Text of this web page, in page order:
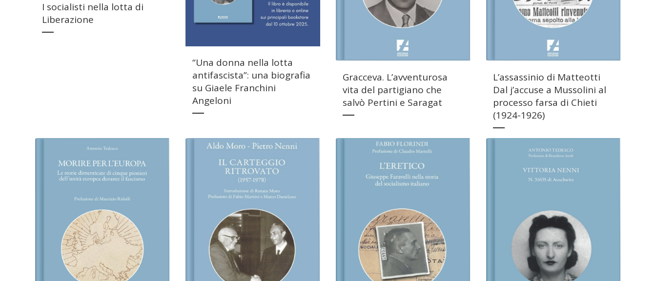
I socialisti nella lotta di
Liberazione
“Una donna nella lotta
antifascista”: una biografia
su Giaele Franchini
Angeloni
Gracceva. L’avventurosa
vita del partigiano che
salvò Pertini e Saragat
L’assassinio di Matteotti
Dal j’accuse a Mussolini al
processo farsa di Chieti
(1924-1926)